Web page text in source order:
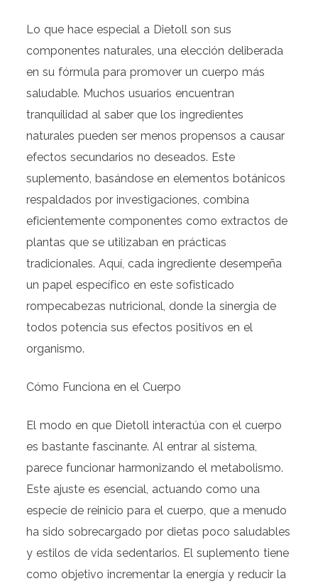
Lo que hace especial a Dietoll son sus
componentes naturales, una elección deliberada
en su fórmula para promover un cuerpo más
saludable. Muchos usuarios encuentran
tranquilidad al saber que los ingredientes
naturales pueden ser menos propensos a causar
efectos secundarios no deseados. Este
suplemento, basándose en elementos botánicos
respaldados por investigaciones, combina
eficientemente componentes como extractos de
plantas que se utilizaban en prácticas
tradicionales. Aquí, cada ingrediente desempeña
un papel específico en este sofisticado
rompecabezas nutricional, donde la sinergia de
todos potencia sus efectos positivos en el
organismo.
Cómo Funciona en el Cuerpo
El modo en que Dietoll interactúa con el cuerpo
es bastante fascinante. Al entrar al sistema,
parece funcionar harmonizando el metabolismo.
Este ajuste es esencial, actuando como una
especie de reinicio para el cuerpo, que a menudo
ha sido sobrecargado por dietas poco saludables
y estilos de vida sedentarios. El suplemento tiene
como objetivo incrementar la energía y reducir la